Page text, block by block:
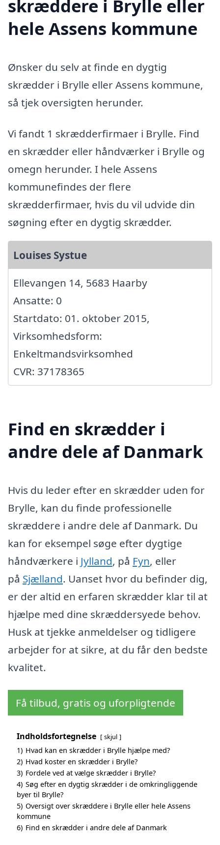
skræddere i Brylle eller
hele Assens kommune
Ønsker du selv at finde en dygtig
skrædder i Brylle eller Assens kommune,
så tjek oversigten herunder.
Vi fandt 1 skrædderfirmaer i Brylle. Find
en skrædder eller håndværker i Brylle og
omegn herunder. I hele Assens
kommunefindes der flere
skrædderfirmaer, hvis du vil udvide din
søgning efter en dygtig skrædder.
Louises Systue
Ellevangen 14, 5683 Haarby
Ansatte: 0
Startdato: 01. oktober 2015,
Virksomhedsform:
Enkeltmandsvirksomhed
CVR: 37178365
Find en skrædder i
andre dele af Danmark
Hvis du leder efter en skrædder uden for
Brylle, kan du finde professionelle
skræddere i andre dele af Danmark. Du
kan for eksempel søge efter dygtige
håndværkere i Jylland, på Fyn, eller
på Sjælland. Uanset hvor du befinder dig,
er der altid en erfaren skrædder klar til at
hjælpe med dine skræddersyede behov.
Husk at tjekke anmeldelser og tidligere
arbejder for at sikre, at du får den bedste
kvalitet.
Få tilbud, gratis og uforpligtende
Indholdsfortegnelse skjul
1) Hvad kan en skrædder i Brylle hjælpe med?
2) Hvad koster en skrædder i Brylle?
3) Fordele ved at vælge skrædder i Brylle?
4) Søg efter en dygtig skrædder i de omkringliggende
byer til Brylle?
5) Oversigt over skræddere i Brylle eller hele Assens
kommune
6) Find en skrædder i andre dele af Danmark